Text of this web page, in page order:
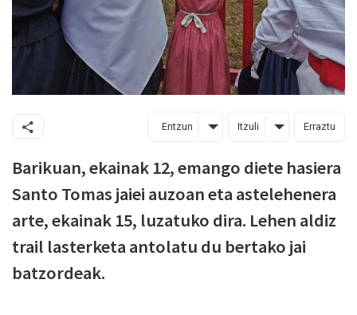
Entzun Itzuli Erraztu
Barikuan, ekainak 12, emango diete hasiera
Santo Tomas jaiei auzoan eta astelehenera
arte, ekainak 15, luzatuko dira. Lehen aldiz
trail lasterketa antolatu du bertako jai
batzordeak.